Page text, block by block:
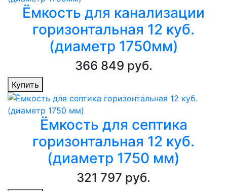
Ёмкость для канализации
горизонтальная 12 куб.
(диаметр 1750мм)
366 849 руб.
Купить
Ёмкость для септика
горизонтальная 12 куб.
(диаметр 1750 мм)
321 797 руб.